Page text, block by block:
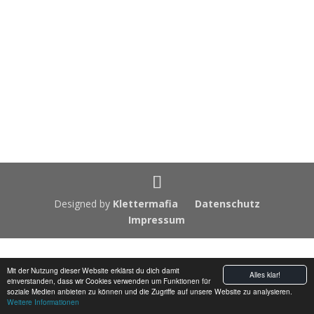
Alles klar!
Mit der Nutzung dieser Website erklärst du dich damit
einverstanden, dass wir Cookies verwenden um Funktionen für
soziale Medien anbieten zu können und die Zugriffe auf unsere Website zu analysieren.
Weitere Informationen
Designed by Klettermafia
Datenschutz
Impressum